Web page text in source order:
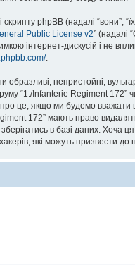
phpBB (надалі “вони”,
Public License v2” (надалі
інтернет-дискусій і не
.
образливі, непристойні,
“1./Infanterie Regiment 172”
це, якщо ми будемо вважати
172” мають право
в базі даних. Хоча
хакерів, які можуть призвести